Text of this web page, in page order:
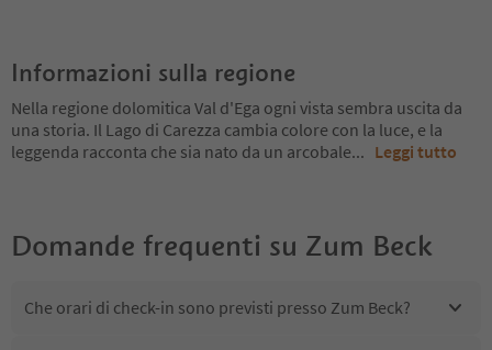
Informazioni sulla regione
Nella regione dolomitica Val d'Ega ogni vista sembra uscita da
una storia. Il Lago di Carezza cambia colore con la luce, e la
leggenda racconta che sia nato da un arcobale... Leggi tutto
Domande frequenti su Zum Beck
Che orari di check-in sono previsti presso Zum Beck?